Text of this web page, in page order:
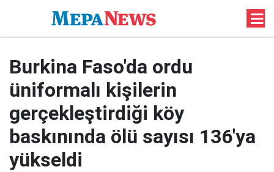
Burkina Faso'da ordu
üniformalı kişilerin
gerçekleştirdiği köy
baskınında ölü sayısı 136'ya
yükseldi